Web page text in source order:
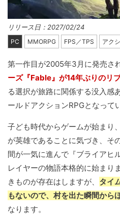
リリース日：2027/02/24
PC MMORPG FPS／TPS アク
第一作目が2005年3月に発売さ
ーズ『Fable』が14年ぶりのリ
る選択が旅路に関係する没入感
ールドアクションRPGとなって
子ども時代からゲームが始まり
が英雄であることに気づき、そ
間が一気に進んで『ブライアヒ
レイヤーの物語本格的に始まり
きものが存在はしますが、 タイ
もないので、村を出た瞬間から
なります。